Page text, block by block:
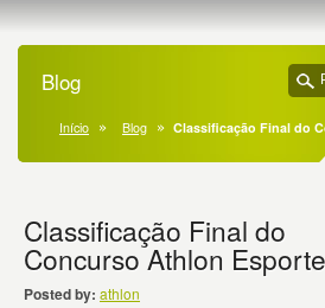
Blog
Início Blog Classificação Final do
Classificação Final do
Concurso Athlon
Posted by: athlon